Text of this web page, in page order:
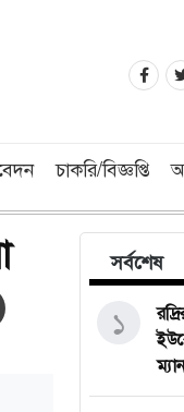
চাকরি/বিজ্ঞপ্তি
সর্বশেষ
১